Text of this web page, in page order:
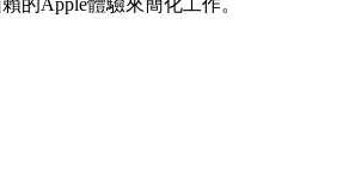
的Apple體驗來簡化工作。